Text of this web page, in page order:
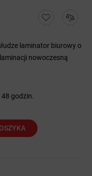
laminator biurowy o
nowoczesną
godzin.